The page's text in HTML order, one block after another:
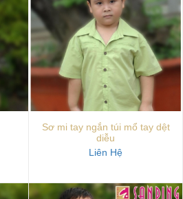
Sơ mi tay ngắn túi mổ tay dệt
diễu
Liên Hệ